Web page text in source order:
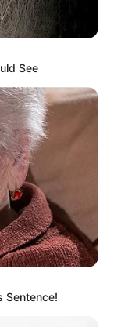
διαρροές
την
τους.
πράξεις
και
τα
και καιρό τη
See
Sentence!